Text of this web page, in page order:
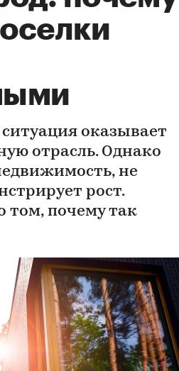
оказывает
отрасль. Однако
не
рост.
том, почему так